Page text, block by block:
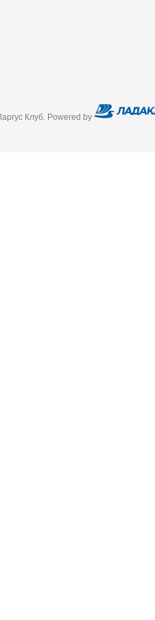
Клуб. Powered by